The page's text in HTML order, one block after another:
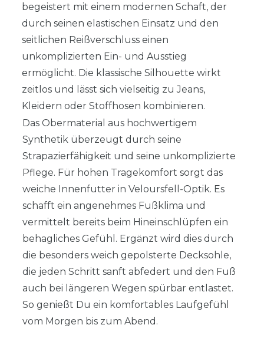
begeistert mit einem modernen Schaft, der
durch seinen elastischen Einsatz und den
seitlichen Reißverschluss einen
unkomplizierten Ein- und Ausstieg
ermöglicht. Die klassische Silhouette wirkt
zeitlos und lässt sich vielseitig zu Jeans,
Kleidern oder Stoffhosen kombinieren.
Das Obermaterial aus hochwertigem
Synthetik überzeugt durch seine
Strapazierfähigkeit und seine unkomplizierte
Pflege. Für hohen Tragekomfort sorgt das
weiche Innenfutter in Veloursfell-Optik. Es
schafft ein angenehmes Fußklima und
vermittelt bereits beim Hineinschlüpfen ein
behagliches Gefühl. Ergänzt wird dies durch
die besonders weich gepolsterte Decksohle,
die jeden Schritt sanft abfedert und den Fuß
auch bei längeren Wegen spürbar entlastet.
So genießt Du ein komfortables Laufgefühl
vom Morgen bis zum Abend.